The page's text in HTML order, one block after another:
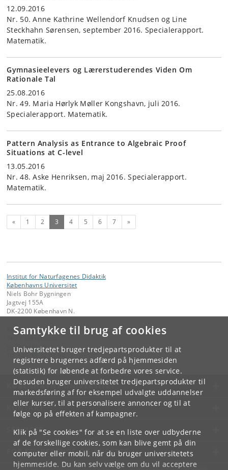
Samtykke til brug af cookies
Universitetet bruger tredjepartsprodukter til at
registrere brugernes adfærd på hjemmesiden
(statistik) for løbende at forbedre vores service.
Desuden bruger universitetet tredjepartsprodukter til
markedsføring af for eksempel udvalgte uddannelser
eller kurser, til at personalisere annoncer og til at
følge op på effekten af kampagner.
Klik på "Se cookies" for at se en liste over udbyderne
af de forskellige cookies, som kan blive gemt på din
computer eller mobil, når du bruger universitetets
hjemmeside. Du kan selv vælge om du vil acceptere
12.09.2016
Nr. 50. Anne Kathrine Wellendorf Knudsen og Line
Steckhahn Sørensen, september 2016. Specialerapport.
Matematik.
Gymnasieelevers og Lærerstuderendes Viden Om
Rationale Tal
25.08.2016
Nr. 49. Maria Hørlyk Møller Kongshavn, juli 2016.
Specialerapport. Matematik.
Pattern Analysis as Entrance to Algebraic Proof
Situations at C-level
13.05.2016
Nr. 48. Aske Henriksen, maj 2016. Specialerapport.
Matematik.
Forrige
« 1 2 3 (nuværende)
4 5 6 7 Næste
»
Institut for Naturfagenes Didaktik
Københavns Universitet
Niels Bohr Bygningen
Jagtvej 155A
DK-2200 København N.
Kontakt:
IND's sekretariat
ind @ind. ku.dk
KØBENHAVNS UNIVERSITET
KONTAKT
SERVICES
FOR STUDERENDE OG ANSATTE